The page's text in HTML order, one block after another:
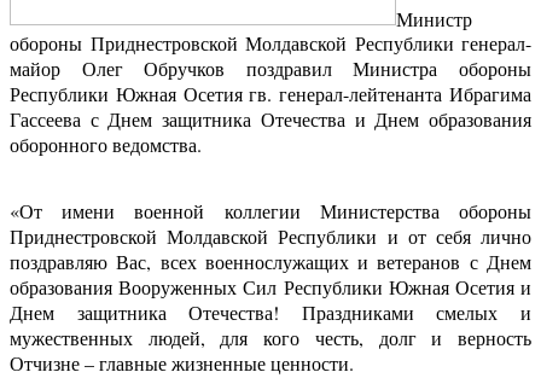
Министр
обороны Приднестровской Молдавской Республики генерал-
майор Олег Обручков поздравил Министра обороны
Республики Южная Осетия гв. генерал-лейтенанта Ибрагима
Гассеева с Днем защитника Отечества и Днем образования
оборонного ведомства.
«От имени военной коллегии Министерства обороны
Приднестровской Молдавской Республики и от себя лично
поздравляю Вас, всех военнослужащих и ветеранов с Днем
образования Вооруженных Сил Республики Южная Осетия и
Днем защитника Отечества! Праздниками смелых и
мужественных людей, для кого честь, долг и верность
Отчизне – главные жизненные ценности.